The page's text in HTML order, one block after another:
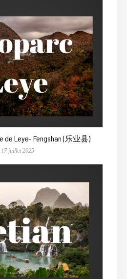
de Leye- Fengshan (乐业县)
17 juillet 2025